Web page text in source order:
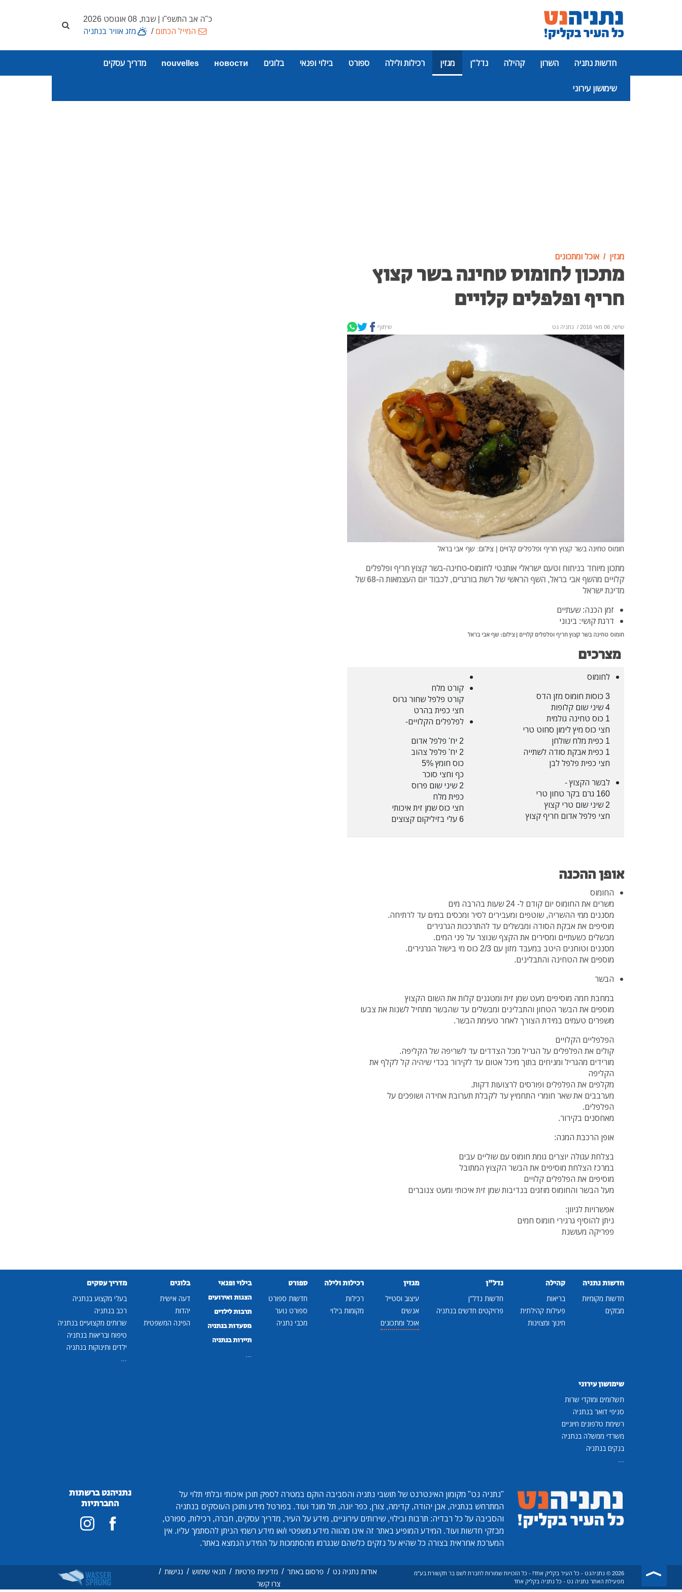
כ"ה אב התשפ"ו | שבת, 08 אוגוסט 2026
המייל הכתום/ מזג אוויר בנתניה
חדשות נתניה השרון קהילה נדל"ן מגזין רכילות ולילה ספורט בילוי ופנאי בלוגים новости
nouvelles מדריך עסקים
שימושון עירוני
מגזין אוכל ומתכונים
מתכון לחומוס טחינה בשר קצוץ
חריף ופלפלים קלויים
שישי, 06 מאי 2016 / נתניה נט שיתוף
חומוס טחינה בשר קצוץ חריף ופלפלים קלויים | צילום: שף אבי בראל
מתכון מיוחד בניחוח וטעם ישראלי אותנטי לחומוס-טחינה-בשר קצוץ חריף ופלפלים
קלויים מה
שף אבי בראל, השף הראשי של רשת בורגרים, לכבוד יום העצמאות ה-68 של
מדינת ישראל
זמן הכנה: שעתיים
דרגת קושי: בינוני
חומוס טחינה בשר קצוץ חריף ופלפלים קלויים | צילום: שף אבי בראל
מצרכים
לחומוס
3 כוסות חומוס מזן הדס
4 שיני שום קלופות
1 כוס טחינה גולמית
חצי כוס מיץ לימון סחוט טרי
1 כפית מלח שולחן
1 כפית אבקת סודה לשתייה
חצי כפית פלפל לבן
לבשר הקצוץ -
160 גרם בקר טחון טרי
2 שיני שום טרי קצוץ
חצי פלפל אדום חריף קצוץ
קורט מלח
קורט פלפל שחור גרוס
חצי כפית בהרט
לפלפלים הקלויים-
2 יח' פלפל אדום
2 יח' פלפל צהוב
כוס חומץ 5%
כף וחצי סוכר
2 שיני שום פרוס
כפית מלח
חצי כוס שמן זית איכותי
6 עלי בזיליקום קצוצים
אופן ההכנה
החומוס
משרים את החומוס יום קודם ל- 24 שעות בהרבה מים
מסננים ממי ההשריה, שוטפים ומעבירים לסיר ומכסים במים עד לרתיחה.
מוסיפים את אבקת הסודה ומבשלים עד להתרככות הגרגירים
מבשלים כשעתיים ומסירים את הקצף שנוצר על פני המים.
מסננים וטוחנים היטב במעבד מזון עם 2/3 כוס מי בישול הגרגירים.
מוספים את הטחינה והתבלינים.
הבשר
במחבת חמה מוסיפים מעט שמן זית ומטגנים קלות את השום הקצוץ
מוספים את הבשר הטחון והתבלינים ומבשלים עד שהבשר מתחיל לשנות את צבעו
משפרים טעמים במידת הצורך לאחר טעימת הבשר.
הפלפליים הקלויים
קולים את הפלפלים על הגריל מכל הצדדים עד לשריפה של הקליפה.
מורידים מהגריל ומניחים בתוך מיכל אטום עד לקירור בכדי שיהיה קל לקלף את
הקליפה
מקלפים את הפלפלים ופורסים לרצועות דקות.
מערבבים את שאר חומרי התחמיץ עד לקבלת תערובת אחידה ושופכים על
הפלפלים.
מאחסנים בקירור.
אופן הרכבת המנה:
בצלחת עגולה יוצרים גומת חומוס עם שוליים עבים
במרכז הצלחת מוסיפים את הבשר הקצוץ המתובל
מוסיפים את הפלפלים קלויים
מעל הבשר והחומוס מוזגים בנדיבות שמן זית איכותי ומעט צנוברים
אפשרויות לגיוון:
ניתן להוסיף גרגירי חומוס חמים
פפריקה מעושנת
חדשות נתניה
חדשות מקומיות
מבזקים
קהילה
בריאות
פעילות קהילתית
חינוך ומצוינות
נדל"ן
חדשות נדל"ן
פרויקטים חדשים בנתניה
מגזין
עיצוב וסטייל
אנשים
אוכל ומתכונים
רכילות ולילה
רכילות
מקומות בילוי
ספורט
חדשות ספורט
ספורט נוער
מכבי נתניה
בילוי ופנאי
הצגות ואירועים
תרבות לילדים
מסעדות בנתניה
תיירות בנתניה
...
בלוגים
דעה אישית
יהדות
הפינה המשפטית
מדריך עסקים
בעלי מקצוע בנתניה
רכב בנתניה
שרותים מקצועיים בנתניה
טיפוח ובריאות בנתניה
ילדים ותינוקות בנתניה
...
שימושון עירוני
תשלומים ומוקדי שרות
סניפי דואר בנתניה
רשימת טלפונים חיוניים
משרדי ממשלה בנתניה
בנקים בנתניה
...
"נתניה נט" מקומון האינטרנט של תושבי נתניה והסביבה הוקם במטרה לספק תוכן איכותי ובלתי תלוי על
המתרחש בנתניה, אבן יהודה, קדימה, צורן, כפר יונה, תל מונד ועוד. בפורטל מידע ותוכן העוסקים בנתניה
והסביבה על כל רבדיה: תרבות ובילוי, שירותים עירוניים, מידע על העיר, מדריך עסקים, חברה, רכילות, ספורט,
מבזקי חדשות ועוד. המידע המופיע באתר זה אינו מהווה מידע משפטי ו/או מידע רשמי הניתן להסתמך עליו. אין
המערכת אחראית בצורה כל שהיא על נזקים כלשהם שנגרמו מהסתמכות על המידע הנמצא באתר.
נתניהנט ברשתות
החברתיות
2026 © נתניהנט - כל העיר בקליק אחד! - כל הזכויות שמורות לחברת לשם בר תקשורת בע"מ
מפעילת האתר נתניה נט - כל נתניה בקליק אחד
אודות נתניה נט / פרסום באתר / מדיניות פרטיות / תנאי שימוש / נגישות /
צרו קשר